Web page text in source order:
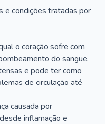
e condições tratadas por
o coração sofre com
do sangue.
e pode ter como
de circulação até
causada por
inflamação e